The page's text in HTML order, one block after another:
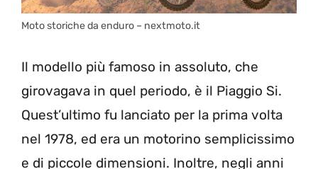
Moto storiche da enduro – nextmoto.it
Il modello più famoso in assoluto, che
girovagava in quel periodo, è il Piaggio Si.
Quest’ultimo fu lanciato per la prima volta
nel 1978, ed era un motorino semplicissimo
e di piccole dimensioni. Inoltre, negli anni